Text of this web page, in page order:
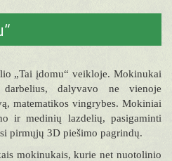
„Tai įdomu“ veikloje. Mokinukai
dalyvavo ne vienoje
matematikos vingrybes. Mokiniai
ir medinių lazdelių, pasigaminti
pirmųjų 3D piešimo pagrindų.
mokinukais, kurie net nuotolinio